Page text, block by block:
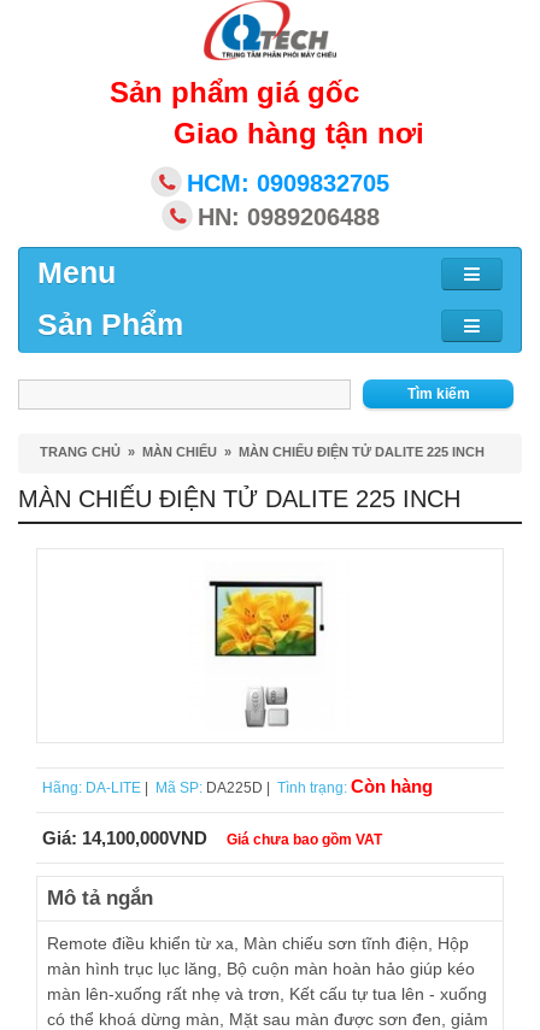
Sản phẩm giá gốc
Giao hàng tận nơi
HCM: 0909832705
HN: 0989206488
Menu
Sản Phẩm
Tìm kiếm
TRANG CHỦ » MÀN CHIẾU » MÀN CHIẾU ĐIỆN TỬ DALITE 225 INCH
MÀN CHIẾU ĐIỆN TỬ DALITE 225 INCH
Hãng: DA-LITE Mã SP: DA225D | Tình trạng: Còn hàng
Giá: 14,100,000VND Giá chưa bao gồm VAT
Mô tả ngắn
Remote điều khiển từ xa, Màn chiếu sơn tĩnh điện, Hộp
màn hình trục lục lăng, Bộ cuộn màn hoàn hảo giúp kéo
màn lên-xuống rất nhẹ và trơn, Kết cấu tự tua lên - xuống
có thể khoá dừng màn, Mặt sau màn được sơn đen, giảm